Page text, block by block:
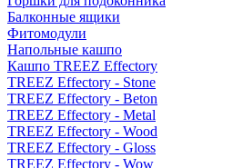
Балконные ящики
Фитомодули
Напольные кашпо
Кашпо TREEZ Effectory
TREEZ Effectory - Stone
TREEZ Effectory - Beton
TREEZ Effectory - Metal
TREEZ Effectory - Wood
TREEZ Effectory - Gloss
TREEZ Effectory - Wow